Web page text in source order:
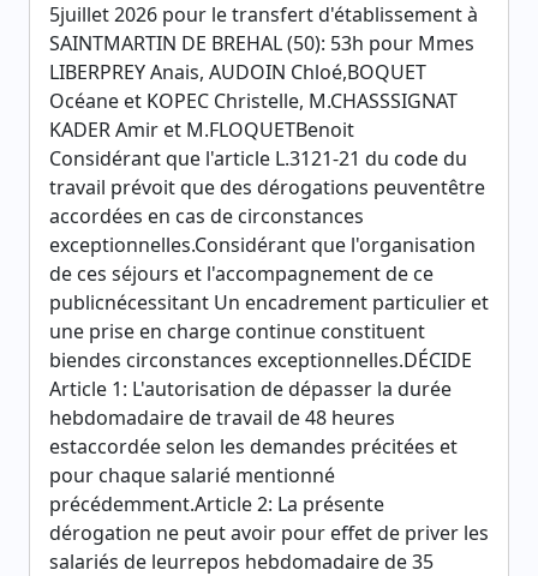
5juillet 2026 pour le transfert d'établissement à
SAINTMARTIN DE BREHAL (50): 53h pour Mmes
LIBERPREY Anais, AUDOIN Chloé,BOQUET
Océane et KOPEC Christelle, M.CHASSSIGNAT
KADER Amir et M.FLOQUETBenoit
Considérant que l'article L.3121-21 du code du
travail prévoit que des dérogations peuventêtre
accordées en cas de circonstances
exceptionnelles.Considérant que l'organisation
de ces séjours et l'accompagnement de ce
publicnécessitant Un encadrement particulier et
une prise en charge continue constituent
biendes circonstances exceptionnelles.DÉCIDE
Article 1: L'autorisation de dépasser la durée
hebdomadaire de travail de 48 heures
estaccordée selon les demandes précitées et
pour chaque salarié mentionné
précédemment.Article 2: La présente
dérogation ne peut avoir pour effet de priver les
salariés de leurrepos hebdomadaire de 35